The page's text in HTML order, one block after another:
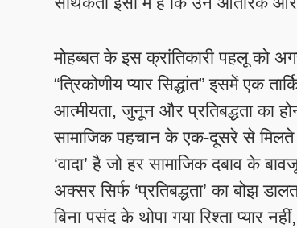
मोहब्बत के इस क्रांतिकारी पहलू को
“त्रिकोणीय प्यार सिद्धांत” इसमें एक
आत्मीयता, जुनून और प्रतिबद्धता का
सामाजिक पहचान के एक-दूसरे से मिलते
‘वादा’ है जो हर सामाजिक दबाव के
अक्सर सिर्फ ‘प्रतिबद्धता’ का बोझ
बिना पसंद के थोपा गया रिश्ता प्यार